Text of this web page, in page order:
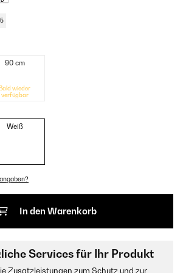
90 cm
Bald wieder
verfügbar
Weiß
In den Warenkorb
Services für Ihr Produkt
Zusatzleistungen zum Schutz und zur